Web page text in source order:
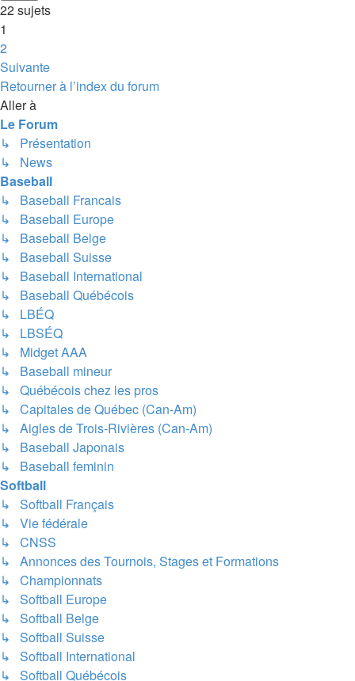
22 sujets
1
2
Suivante
Retourner à l’index du forum
Aller à
Le Forum
↳ Présentation
↳ News
Baseball
↳ Baseball Francais
↳ Baseball Europe
↳ Baseball Belge
↳ Baseball Suisse
↳ Baseball International
↳ Baseball Québécois
↳ LBÉQ
↳ LBSÉQ
↳ Midget AAA
↳ Baseball mineur
↳ Québécois chez les pros
↳ Capitales de Québec (Can-Am)
↳ Aigles de Trois-Rivières (Can-Am)
↳ Baseball Japonais
↳ Baseball feminin
Softball
↳ Softball Français
↳ Vie fédérale
↳ CNSS
↳ Annonces des Tournois, Stages et Formations
↳ Championnats
↳ Softball Europe
↳ Softball Belge
↳ Softball Suisse
↳ Softball International
↳ Softball Québécois